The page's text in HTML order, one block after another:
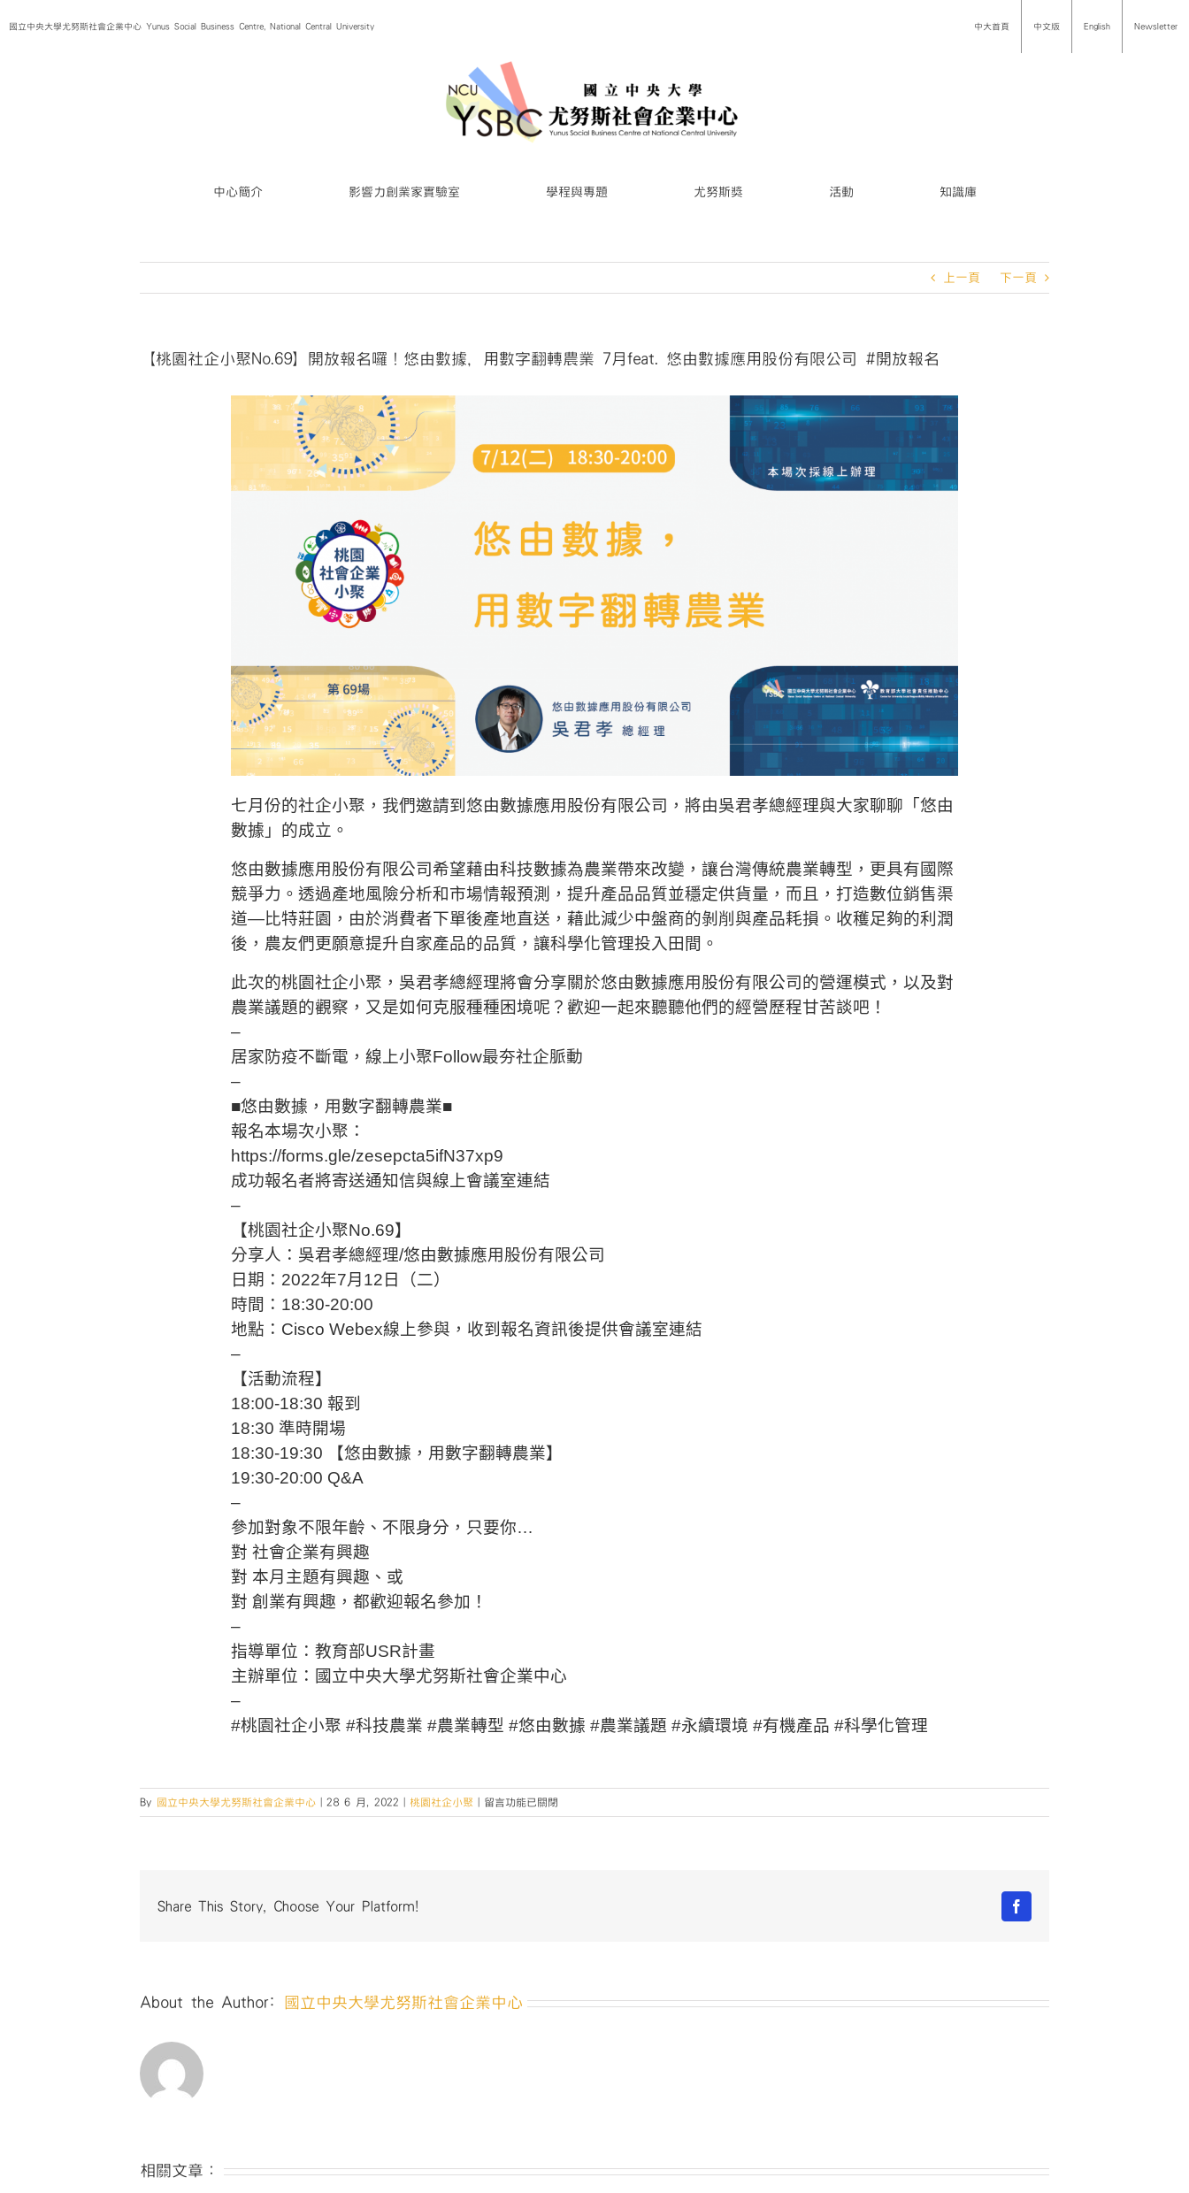
to國立中央大學尤努斯社會企業中心 Yunus Social Business Centre, National Central University 中大首頁 中文版 English Newsletter
中心簡介 影響力創業家實驗室 學程與專題 尤努斯獎 活動 知識庫
上一頁 下一頁
【桃園社企小聚No.69】開放報名囉！悠由數據，用數字翻轉農業 7月feat. 悠由數據應用股份有限公司 #開放報名
七月份的社企小聚，我們邀請到悠由數據應用股份有限公司，將由吳君孝總經理與大家聊聊「悠由
數據」的成立。
悠由數據應用股份有限公司希望藉由科技數據為農業帶來改變，讓台灣傳統農業轉型，更具有國際
競爭力。透過產地風險分析和市場情報預測，提升產品品質並穩定供貨量，而且，打造數位銷售渠
道—比特莊園，由於消費者下單後產地直送，藉此減少中盤商的剝削與產品耗損。收穫足夠的利潤
後，農友們更願意提升自家產品的品質，讓科學化管理投入田間。
此次的桃園社企小聚，吳君孝總經理將會分享關於悠由數據應用股份有限公司的營運模式，以及對
農業議題的觀察，又是如何克服種種困境呢？歡迎一起來聽聽他們的經營歷程甘苦談吧！
–
居家防疫不斷電，線上小聚Follow最夯社企脈動
–
■悠由數據，用數字翻轉農業■
報名本場次小聚：
https://forms.gle/zesepcta5ifN37xp9
成功報名者將寄送通知信與線上會議室連結
–
【桃園社企小聚No.69】
分享人：吳君孝總經理/悠由數據應用股份有限公司
日期：2022年7月12日（二）
時間：18:30-20:00
地點：Cisco Webex線上參與，收到報名資訊後提供會議室連結
–
【活動流程】
18:00-18:30 報到
18:30 準時開場
18:30-19:30 【悠由數據，用數字翻轉農業】
19:30-20:00 Q&A
–
參加對象不限年齡、不限身分，只要你…
對 社會企業有興趣
對 本月主題有興趣、或
對 創業有興趣，都歡迎報名參加！
–
指導單位：教育部USR計畫
主辦單位：國立中央大學尤努斯社會企業中心
–
#桃園社企小聚 #科技農業 #農業轉型 #悠由數據 #農業議題 #永續環境 #有機產品 #科學化管理
By 國立中央大學尤努斯社會企業中心 28 6 月, 2022 桃園社企小聚
在
〈【桃
名
翻
留言功能已關閉
Share This Story, Choose Your Platform! Facebook
About the Author: 國立中央大學尤努斯社會企業中心
相關文章：